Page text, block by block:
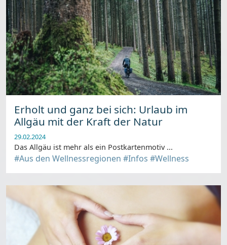
Erholt und ganz bei sich: Urlaub im
Allgäu mit der Kraft der Natur
29.02.2024
Das Allgäu ist mehr als ein Postkartenmotiv ...
#Aus den Wellnessregionen #Infos #Wellness